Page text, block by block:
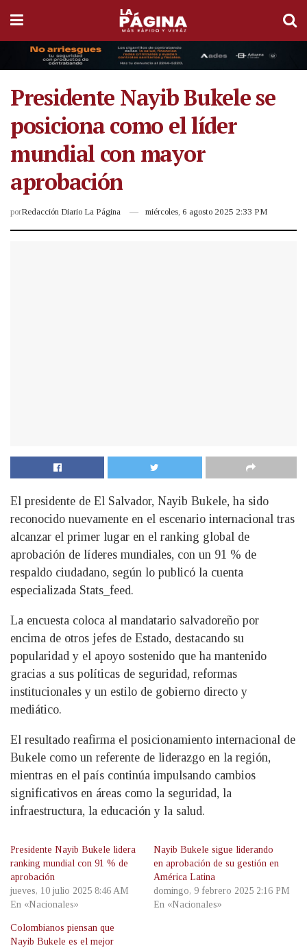
Presidente Nayib Bukele se
posiciona como el líder
mundial con mayor
aprobación
porRedacción Diario La Página miércoles, 6 agosto 2025 2:33 PM
El presidente de El Salvador, Nayib Bukele, ha sido
reconocido nuevamente en el escenario internacional tras
alcanzar el primer lugar en el ranking global de
aprobación de líderes mundiales, con un 91 % de
respaldo ciudadano, según lo publicó la cuenta
especializada Stats_feed.
La encuesta coloca al mandatario salvadoreño por
encima de otros jefes de Estado, destacando su
popularidad y el apoyo sostenido que ha mantenido
gracias a sus políticas de seguridad, reformas
institucionales y un estilo de gobierno directo y
mediático.
El resultado reafirma el posicionamiento internacional de
Bukele como un referente de liderazgo en la región,
mientras en el país continúa impulsando cambios
significativos en áreas como la seguridad, la
infraestructura, la educación y la salud.
Presidente Nayib Bukele lidera
ranking mundial con 91 % de
aprobación
jueves, 10 julio 2025 8:46 AM
En «Nacionales»
Nayib Bukele sigue liderando
en aprobación de su gestión en
América Latina
domingo, 9 febrero 2025 2:16 PM
En «Nacionales»
Colombianos piensan que
Nayib Bukele es el mejor